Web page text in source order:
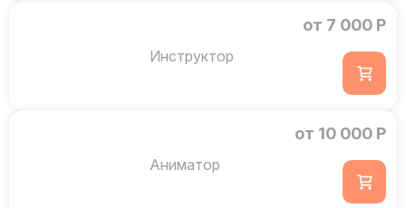
Инструктор
от 7 000 Р
Аниматор
от 10 000 Р